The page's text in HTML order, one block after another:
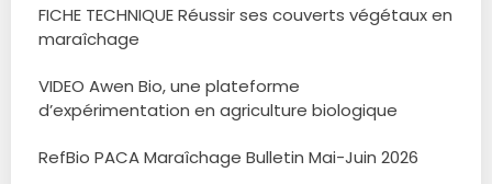
FICHE TECHNIQUE Réussir ses couverts végétaux en
maraîchage
VIDEO Awen Bio, une plateforme
d’expérimentation en agriculture biologique
RefBio PACA Maraîchage Bulletin Mai-Juin 2026